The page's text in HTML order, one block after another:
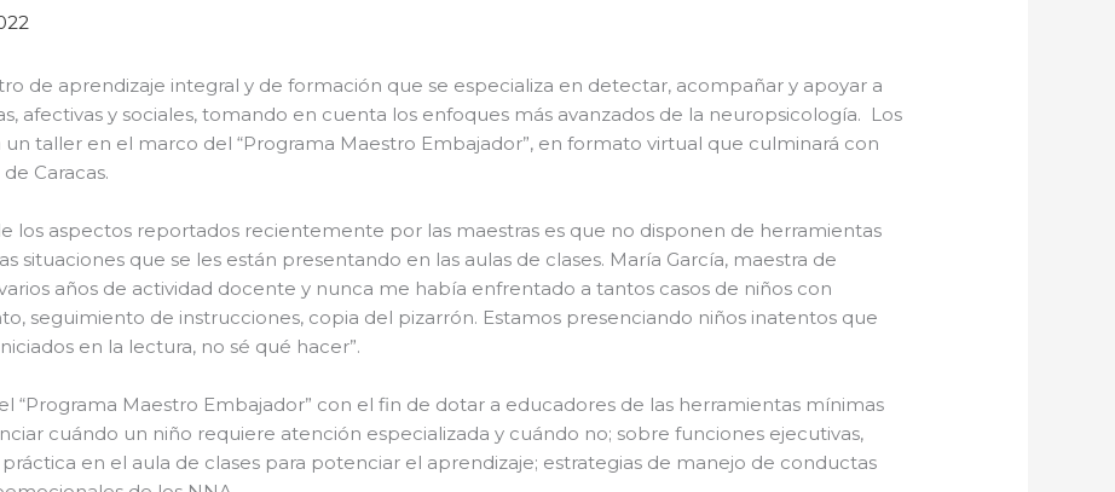
de aprendizaje integral y de formación que se especializa en detectar, acompañar y apoyar a
afectivas y sociales, tomando en cuenta los enfoques más avanzados de la neuropsicología. Los
un taller en el marco del “Programa Maestro Embajador”, en formato virtual que culminará con
Caracas.
los aspectos reportados recientemente por las maestras es que no disponen de herramientas
situaciones que se les están presentando en las aulas de clases. María García, maestra de
años de actividad docente y nunca me había enfrentado a tantos casos de niños con
seguimiento de instrucciones, copia del pizarrón. Estamos presenciando niños inatentos que
en la lectura, no sé qué hacer”.
“Programa Maestro Embajador” con el fin de dotar a educadores de las herramientas mínimas
cuándo un niño requiere atención especializada y cuándo no; sobre funciones ejecutivas,
en el aula de clases para potenciar el aprendizaje; estrategias de manejo de conductas